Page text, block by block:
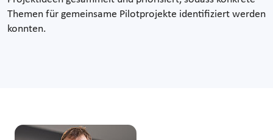
Themen für gemeinsame Pilotprojekte identifiziert werden
konnten.